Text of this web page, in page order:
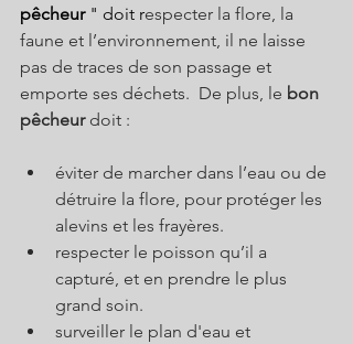
pêcheur " doit respecter la flore, la
faune et l’environnement, il ne laisse
pas de traces de son passage et
emporte ses déchets.  De plus, le bon
pêcheur doit :
éviter de marcher dans l’eau ou de
détruire la flore, pour protéger les
alevins et les frayères.
respecter le poisson qu’il a
capturé, et en prendre le plus
grand soin.
surveiller le plan d'eau et